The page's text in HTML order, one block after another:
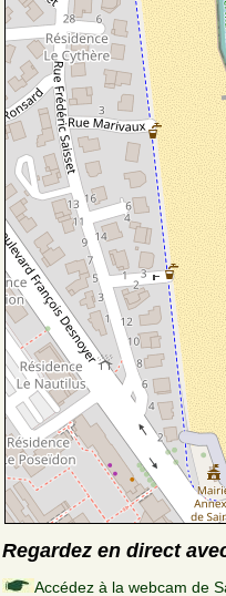
Regardez en direct
Accédez à la webcam de